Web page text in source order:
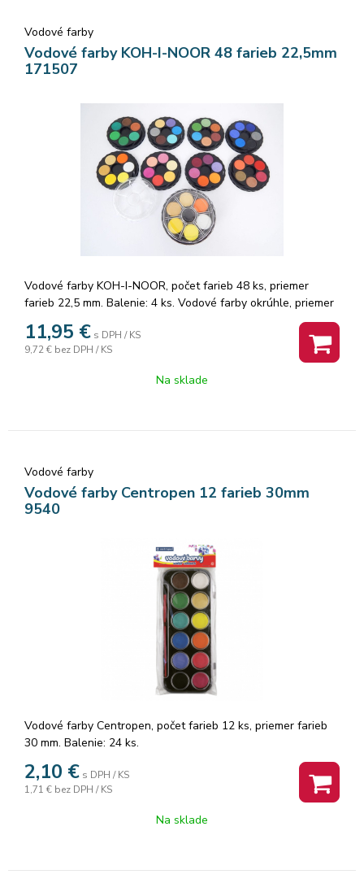
Vodové farby
Vodové farby KOH-I-NOOR 48 farieb 22,5mm
171507
Vodové farby KOH-I-NOOR, počet farieb 48 ks, priemer
farieb 22,5 mm. Balenie: 4 ks. Vodové farby okrúhle, priemer
tablety 22,5 mm, vodou riediteľné, vhodné na papier a iné
savé materiály, osem vrstviev po 6 tabliet, t.j. 48 odtieňov
farieb. Značka: KOH-I-NOOR.
11,95 € s DPH / KS
9,72 € bez DPH / KS
Na sklade
Vodové farby
Vodové farby Centropen 12 farieb 30mm
9540
Vodové farby Centropen, počet farieb 12 ks, priemer farieb
30 mm. Balenie: 24 ks.
2,10 € s DPH / KS
1,71 € bez DPH / KS
Na sklade